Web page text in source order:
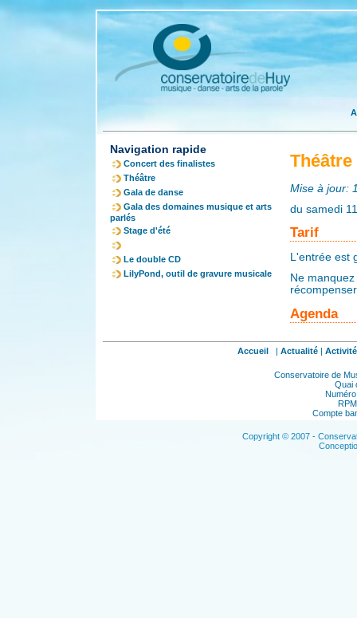
Navigation rapide
Concert des finalistes
Théâtre
Gala de danse
Gala des domaines musique et arts
parlés
Stage d'été
Le double CD
LilyPond, outil de gravure musicale
Théâtre
Mise à jour:
du samedi
Tarif
L'entrée est
Ne
Agenda
Accueil | Actualité |
Conservatoire de
Quai
Compte
Copyright © 2007 -